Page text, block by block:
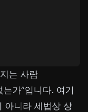
는 사람
가”입니다. 여기
아니라 세법상 상